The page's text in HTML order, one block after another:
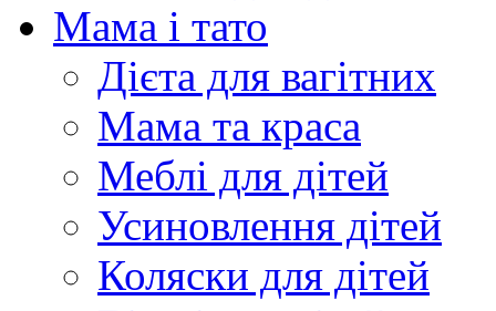
Мама і тато
Дієта для вагітних
Мама та краса
Меблі для дітей
Усиновлення дітей
Коляски для дітей